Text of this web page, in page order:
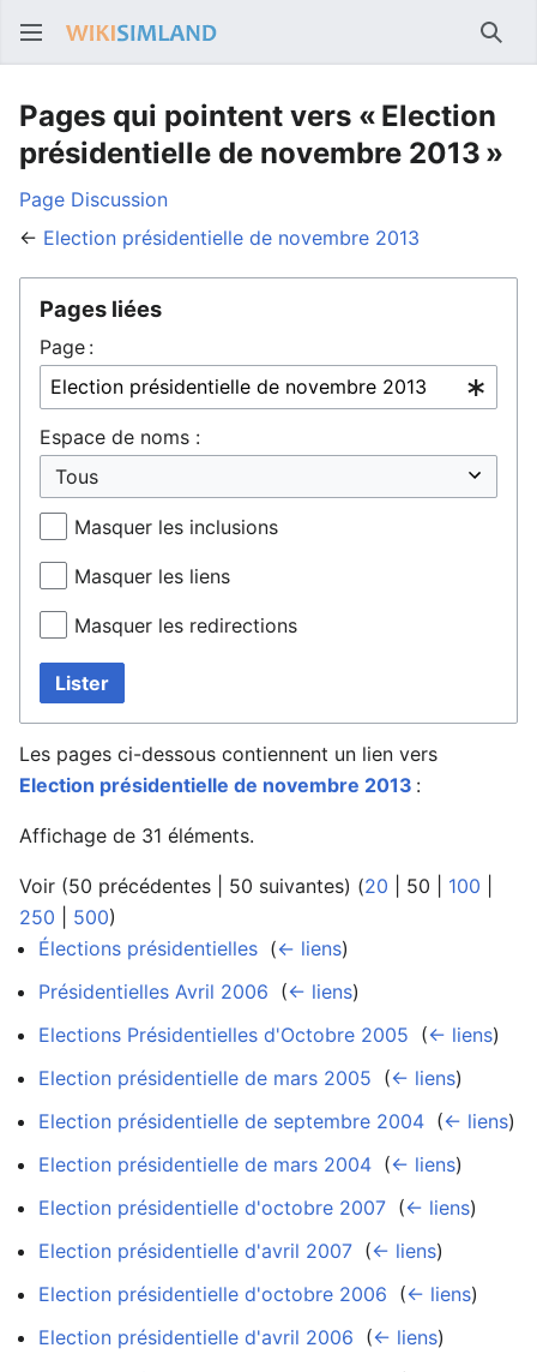
Pages qui pointent vers « Election
présidentielle de novembre 2013 »
Page Discussion
← Election présidentielle de novembre 2013
Pages liées
Page :
Espace de noms :
Masquer les inclusions
Masquer les liens
Masquer les redirections
Lister
Les pages ci-dessous contiennent un lien vers
Election présidentielle de novembre 2013 :
Affichage de 31 éléments.
Voir (50 précédentes 50 suivantes) (20 50 100
250
500)
Élections présidentielles (← liens)
Présidentielles Avril 2006 (← liens)
Elections Présidentielles d'Octobre 2005 (← liens)
Election présidentielle de mars 2005 (← liens)
Election présidentielle de septembre 2004 (← liens)
Election présidentielle de mars 2004 (← liens)
Election présidentielle d'octobre 2007 (← liens)
Election présidentielle d'avril 2007 (← liens)
Election présidentielle d'octobre 2006 (← liens)
Election présidentielle d'avril 2006 (← liens)